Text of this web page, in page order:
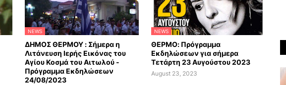
NEWS
ΔΗΜΟΣ ΘΕΡΜΟΥ : Σήμερα η
Λιτάνευση Ιερής Εικόνας του
Αγίου Κοσμά του Αιτωλού -
Πρόγραμμα Εκδηλώσεων
24/08/2023
NEWS
ΘΕΡΜΟ: Πρόγραμμα
Εκδηλώσεων για σήμερα
Τετάρτη 23 Αυγούστου 2023
August 23, 2023